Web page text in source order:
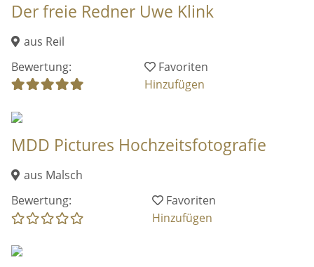
Der freie Redner Uwe Klink
aus Reil
Bewertung:
Favoriten
Hinzufügen
MDD Pictures Hochzeitsfotografie
aus Malsch
Bewertung:
Favoriten
Hinzufügen